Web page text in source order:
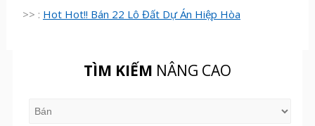
>> : Hot Hot!! Bán 22 Lô Đất Dự Án Hiệp Hòa
TÌM KIẾM NÂNG CAO